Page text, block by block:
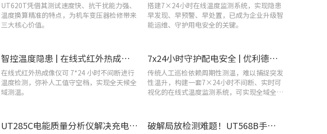
UT620T凭借其测试速度快、抗干扰能力强、
温度换算精准的特点，为机车变压器检修带来
三大核心价值。
搭建7×24小时在线温度监测系统，实现隐患
早发现、早预警、早处置，已成为企业升级智
能运维、守护用电安全的关键。
智控温度隐患 | 在线式红外热成像仪在UPS电源柜老化监测中的应用
在线式红外热成像仪可 7*24 小时不间断进行
温度检测，弥补人工值守空档，实现全天候全
域测温。
7x24小时守护配电安全 | 优利德在线式热成像方案在配电系统中的应用实践
传统人工巡检依赖周期性测温，难以捕捉突发
性温升，构建一套7×24小时不间断、实时可
视化的在线式温度监测系统，可实现全域全时
UT285C电能质量分析仪解决充电站三相用电各类难题 破解局放检测难题！UT568B手持式声学成像仪让隐患“可视化”